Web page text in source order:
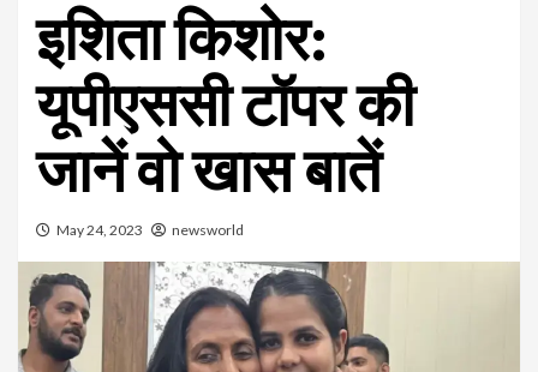
इशिता किशोर:
यूपीएससी टॉपर की
जानें वो खास बातें
May 24, 2023 newsworld